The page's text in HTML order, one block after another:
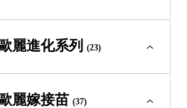
玫瑰(3)
矮叢
玫瑰(2)
歐麗新星系列全部
矮叢
麗進化系列(23)
歐麗進化系列全部
麗嫁接苗(37)